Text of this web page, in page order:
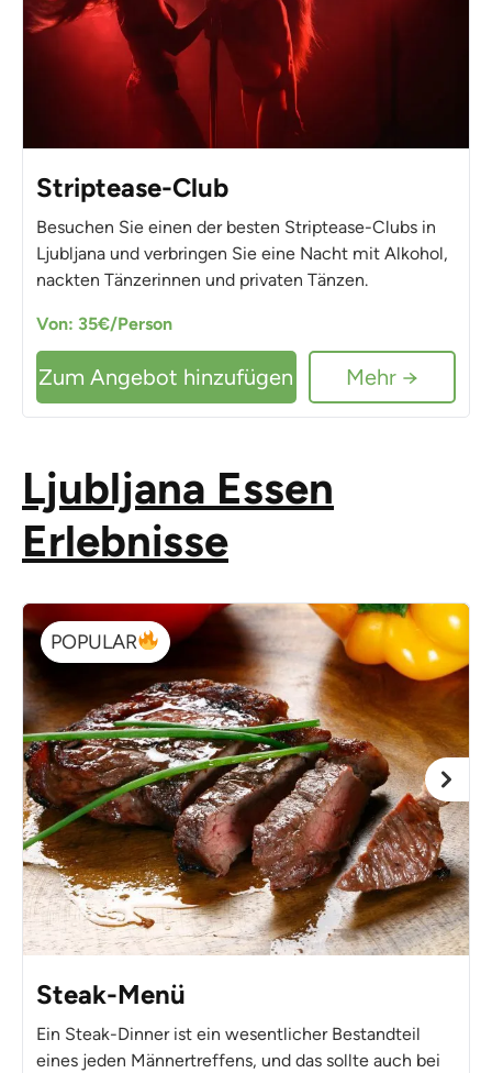
Striptease-Club
Besuchen Sie einen der besten Striptease-Clubs in
Ljubljana und verbringen Sie eine Nacht mit Alkohol,
nackten Tänzerinnen und privaten Tänzen.
Von: 35€/Person
Zum Angebot hinzufügen Mehr →
Ljubljana Essen
Erlebnisse
POPULAR
Steak-Menü
Ein Steak-Dinner ist ein wesentlicher Bestandteil
eines jeden Männertreffens, und das sollte auch bei